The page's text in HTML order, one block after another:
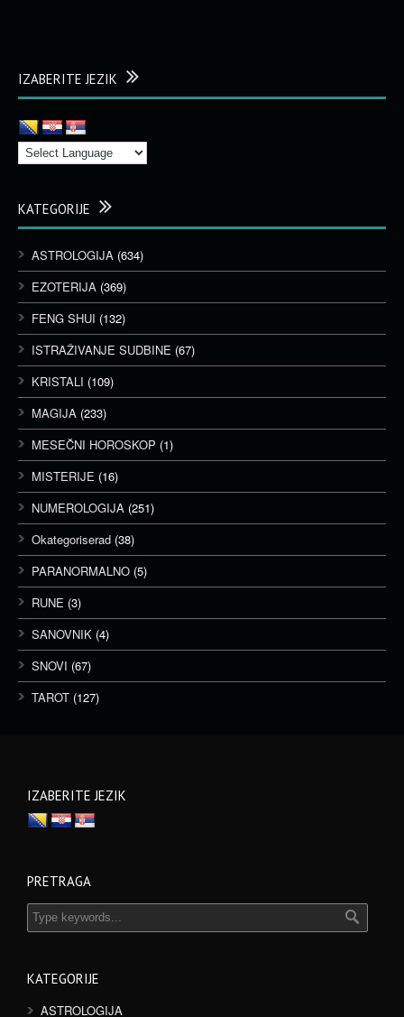
IZABERITE JEZIK
KATEGORIJE
ASTROLOGIJA (634)
EZOTERIJA (369)
FENG SHUI (132)
ISTRAŽIVANJE SUDBINE (67)
KRISTALI (109)
MAGIJA (233)
MESEČNI HOROSKOP (1)
MISTERIJE (16)
NUMEROLOGIJA (251)
Okategoriserad (38)
PARANORMALNO (5)
RUNE (3)
SANOVNIK (4)
SNOVI (67)
TAROT (127)
IZABERITE JEZIK
PRETRAGA
KATEGORIJE
ASTROLOGIJA